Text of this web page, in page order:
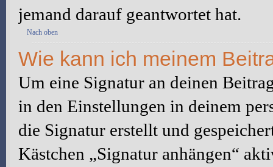
jemand darauf geantwortet hat.
Nach oben
Wie kann ich meinem
Um eine Signatur an deinen
in den Einstellungen in deinem
die Signatur erstellt und
Kästchen „Signatur anhängen“